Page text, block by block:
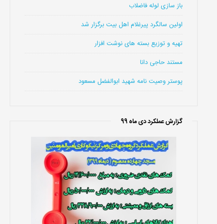
باز سازی لوله فاضلاب
اولین سالگرد پیرغلام اهل بیت برگزار شد
تهیه و توزیع بسته های نوشت افزار
مستند حاجی دانا
پوستر وصیت نامه شهید ابوالفضل مسعود
گزارش عملکرد دی ماه 99